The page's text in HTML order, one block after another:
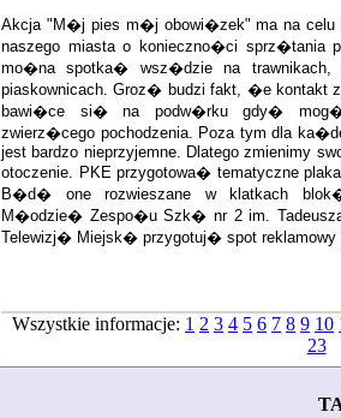
Akcja "M�j pies m�j obowi�zek" ma na
naszego miasta o konieczno�ci sprz�tania
mo�na spotka� wsz�dzie na trawnikach,
piaskownicach. Groz� budzi fakt, �e kontakt
bawi�ce si� na podw�rku gdy�
zwierz�cego pochodzenia. Poza tym dla
jest bardzo nieprzyjemne. Dlatego zmienimy
otoczenie. PKE przygotowa� tematyczne
B�d� one rozwieszane w klatkach
M�odzie� Zespo�u Szk� nr 2 im.
Telewizj� Miejsk� przygotuj� spot
Wszystkie informacje: 1 2 3 4 5 6 7 8 9 10
23